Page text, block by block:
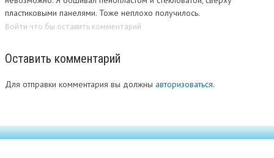
пластиковыми панелями. Тоже неплохо получилось.
Войти что бы оставить комментарий
Оставить комментарий
Для отправки комментария вы должны авторизоваться.